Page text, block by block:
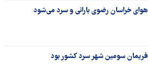
هوای خراسان رضوی بارانی و سرد می‌شود
فریمان سومین شهر سرد کشور بود